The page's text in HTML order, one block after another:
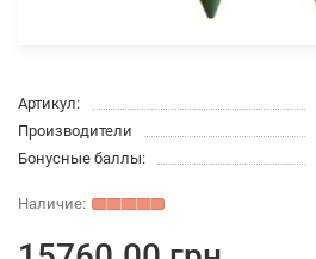
Артикул:
Производители
Бонусные баллы: